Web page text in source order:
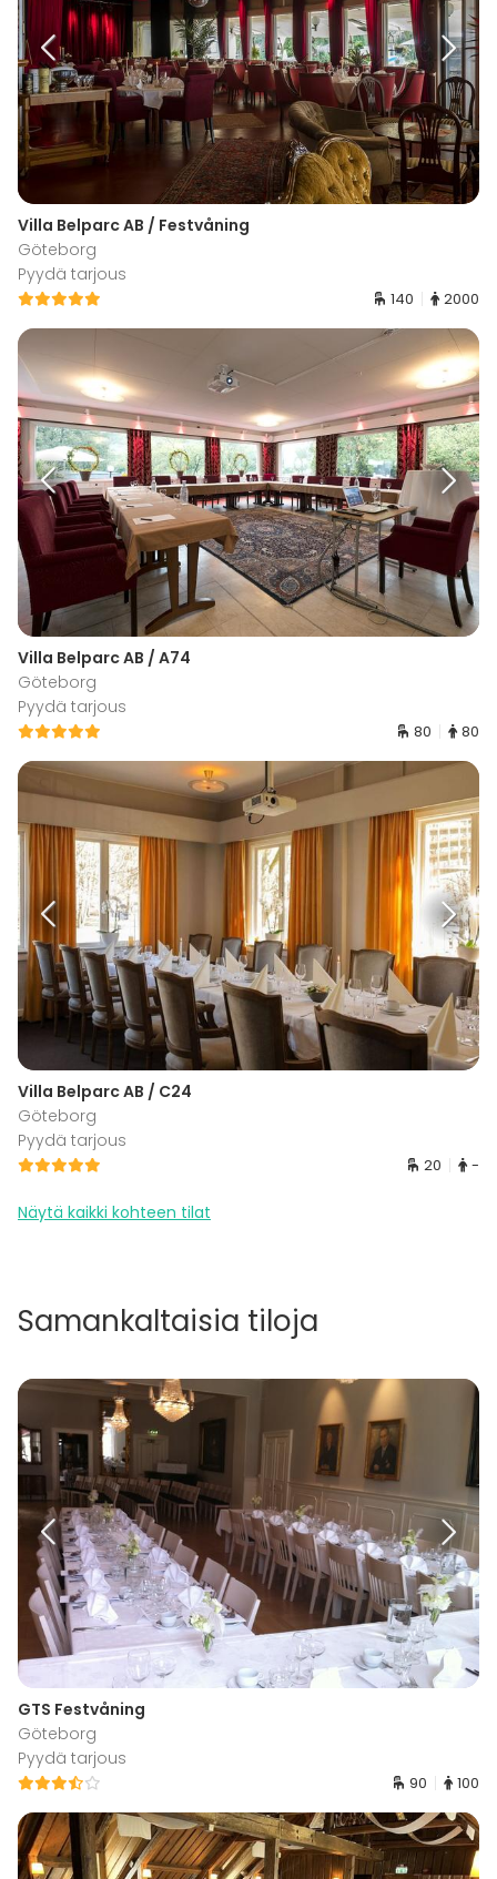
Villa Belparc AB / Festvåning
Göteborg
Pyydä tarjous
140 2000
Villa Belparc AB / A74
Göteborg
Pyydä tarjous
80 80
Villa Belparc AB / C24
Göteborg
Pyydä tarjous
20 -
Näytä kaikki kohteen tilat
Samankaltaisia tiloja
GTS Festvåning
Göteborg
Pyydä tarjous
90 100